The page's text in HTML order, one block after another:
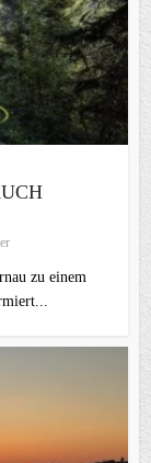
zu einem